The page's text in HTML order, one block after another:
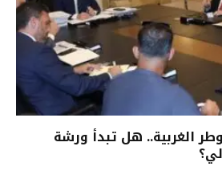
الغربية.. هل تبدأ ورشة